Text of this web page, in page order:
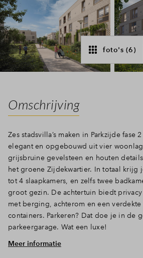
foto's (6)
Omschrijving
Zes stadsvilla’s maken in Parkzijde fase
elegant en opgebouwd uit vier
grijsbruine gevelsteen en houten
het groene Zijdekwartier. In totaal krijg
tot 4 slaapkamers, en zelfs twee
groot gezin. De achtertuin biedt
met berging, achterom en een
containers. Parkeren? Dat doe je in de
parkeergarage. Wat een luxe!
Volop ruimte, op elke verdieping
Meer informatie